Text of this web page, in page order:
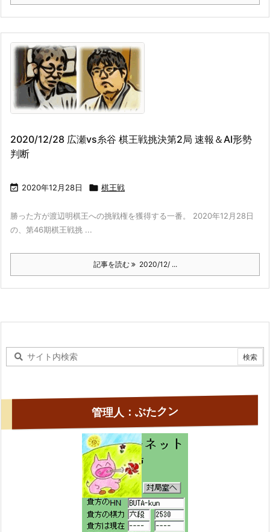
2020/12/28 広瀬vs糸谷 棋王戦挑決第2局 速報＆AI形勢
判断
 2020年12月28日  棋王戦
勝った方が渡辺明棋王への挑戦権を獲得する一番。 2020年12月28日
の、第46期棋王戦挑 ...
記事を読む 2020/12/ ...
管理人：ぶたクン